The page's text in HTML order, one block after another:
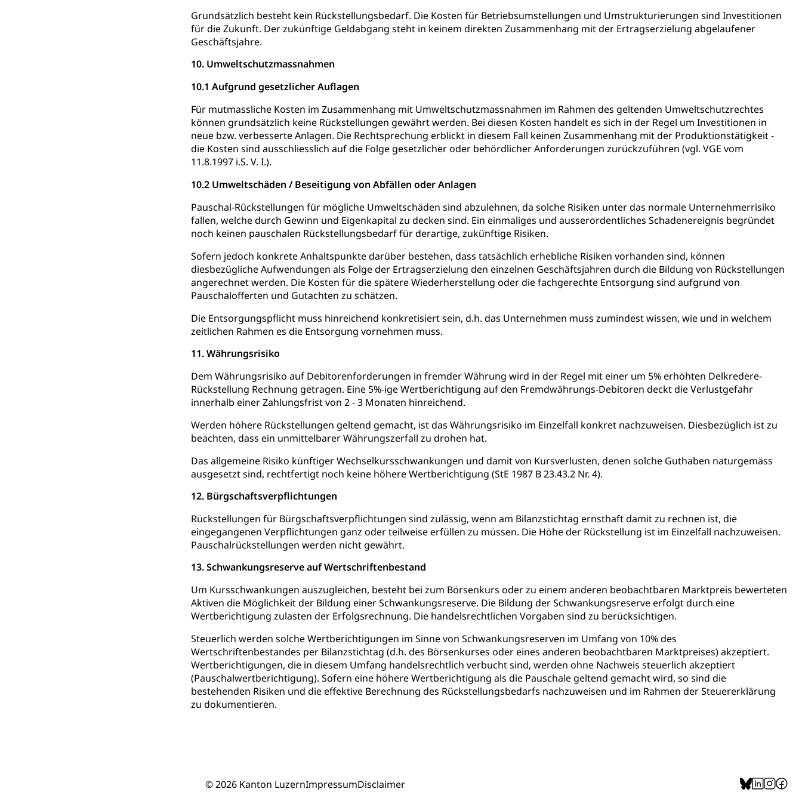
Grundsätzlich besteht kein Rückstellungsbedarf. Die Kosten für Betriebsumstellungen und Umstrukturierungen sind Investitionen
für die Zukunft. Der zukünftige Geldabgang steht in keinem direkten Zusammenhang mit der Ertragserzielung abgelaufener
Geschäftsjahre.
10. Umweltschutzmassnahmen
10.1 Aufgrund gesetzlicher Auflagen
Für mutmassliche Kosten im Zusammenhang mit Umweltschutzmassnahmen im Rahmen des geltenden Umweltschutzrechtes
können grundsätzlich keine Rückstellungen gewährt werden. Bei diesen Kosten handelt es sich in der Regel um Investitionen in
neue bzw. verbesserte Anlagen. Die Rechtsprechung erblickt in diesem Fall keinen Zusammenhang mit der Produktionstätigkeit -
die Kosten sind ausschliesslich auf die Folge gesetzlicher oder behördlicher Anforderungen zurückzuführen (vgl. VGE vom
11.8.1997 i.S. V. I.).
10.2 Umweltschäden / Beseitigung von Abfällen oder Anlagen
Pauschal-Rückstellungen für mögliche Umweltschäden sind abzulehnen, da solche Risiken unter das normale Unternehmerrisiko
fallen, welche durch Gewinn und Eigenkapital zu decken sind. Ein einmaliges und ausserordentliches Schadenereignis begründet
noch keinen pauschalen Rückstellungsbedarf für derartige, zukünftige Risiken.
Sofern jedoch konkrete Anhaltspunkte darüber bestehen, dass tatsächlich erhebliche Risiken vorhanden sind, können
diesbezügliche Aufwendungen als Folge der Ertragserzielung den einzelnen Geschäftsjahren durch die Bildung von Rückstellungen
angerechnet werden. Die Kosten für die spätere Wiederherstellung oder die fachgerechte Entsorgung sind aufgrund von
Pauschalofferten und Gutachten zu schätzen.
Die Entsorgungspflicht muss hinreichend konkretisiert sein, d.h. das Unternehmen muss zumindest wissen, wie und in welchem
zeitlichen Rahmen es die Entsorgung vornehmen muss.
11. Währungsrisiko
Dem Währungsrisiko auf Debitorenforderungen in fremder Währung wird in der Regel mit einer um 5% erhöhten Delkredere-
Rückstellung Rechnung getragen. Eine 5%-ige Wertberichtigung auf den Fremdwährungs-Debitoren deckt die Verlustgefahr
innerhalb einer Zahlungsfrist von 2 - 3 Monaten hinreichend.
Werden höhere Rückstellungen geltend gemacht, ist das Währungsrisiko im Einzelfall konkret nachzuweisen. Diesbezüglich ist zu
beachten, dass ein unmittelbarer Währungszerfall zu drohen hat.
Das allgemeine Risiko künftiger Wechselkursschwankungen und damit von Kursverlusten, denen solche Guthaben naturgemäss
ausgesetzt sind, rechtfertigt noch keine höhere Wertberichtigung (StE 1987 B 23.43.2 Nr. 4).
12. Bürgschaftsverpflichtungen
Rückstellungen für Bürgschaftsverpflichtungen sind zulässig, wenn am Bilanzstichtag ernsthaft damit zu rechnen ist, die
eingegangenen Verpflichtungen ganz oder teilweise erfüllen zu müssen. Die Höhe der Rückstellung ist im Einzelfall nachzuweisen.
Pauschalrückstellungen werden nicht gewährt.
13. Schwankungsreserve auf Wertschriftenbestand
Um Kursschwankungen auszugleichen, besteht bei zum Börsenkurs oder zu einem anderen beobachtbaren Marktpreis bewerteten
Aktiven die Möglichkeit der Bildung einer Schwankungsreserve. Die Bildung der Schwankungsreserve erfolgt durch eine
Wertberichtigung zulasten der Erfolgsrechnung. Die handelsrechtlichen Vorgaben sind zu berücksichtigen.
Steuerlich werden solche Wertberichtigungen im Sinne von Schwankungsreserven im Umfang von 10% des
Wertschriftenbestandes per Bilanzstichtag (d.h. des Börsenkurses oder eines anderen beobachtbaren Marktpreises) akzeptiert.
Wertberichtigungen, die in diesem Umfang handelsrechtlich verbucht sind, werden ohne Nachweis steuerlich akzeptiert
(Pauschalwertberichtigung). Sofern eine höhere Wertberichtigung als die Pauschale geltend gemacht wird, so sind die
bestehenden Risiken und die effektive Berechnung des Rückstellungsbedarfs nachzuweisen und im Rahmen der Steuererklärung
zu dokumentieren.
© 2026 Kanton LuzernImpressumDisclaimer
Strafrecht, Strafrechtspflege, Gerichtsverfahren, Strafregistereintrag, Strafregisterauszug, Kriminalität
Umwelt und Bauen
Abfall
Boden, Natur und Landschaft
Bodenschutz, Landschaftsschutz, Gewässerschutz, Naturschutz, Umweltschutz
Giftabfälle, Giftmüll, Schadstoffe, Giftstoffe, Störfall
Sonderabfälle und Gifte (Umweltberatung Luzern)
Eigentum
Liegenschaft, Immobilie, Grundstück
ÖREB-Kataster Grundeigentümerabfrage
Energie
Strom, Energieversorgung, Stromversorgung, Energieverbrauch, Stromverbrauch, Energiequelle, Windenergie, Wasserkraft, Sonnenenergie,
Energiefachstellenkonferenz Zentralschweiz
Grundbuch
Grundbuch Grundbuchplan mit Eigentümerabfrage (Geoportal)
Luft und Klima
Luftreinhaltung, Luftverschmutzung, Klimaschutz, Klimaveränderung, Treibhauseffekt
Raumdatenpool Richtplanung Kanton Luzern (ARE) Raum und Wirtschaft rawi